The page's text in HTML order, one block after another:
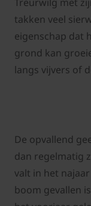
takken veel
eigenschap dat
grond kan
langs vijvers of
De opvallend
dan regelmatig
valt in het
boom gevallen